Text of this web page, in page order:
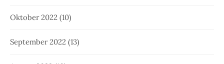
Oktober 2022 (10)
September 2022 (13)